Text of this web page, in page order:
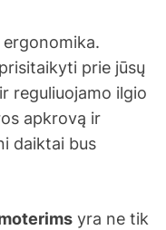
ergonomika.
prie jūsų
reguliuojamo ilgio
apkrovą ir
daiktai bus
yra ne tik